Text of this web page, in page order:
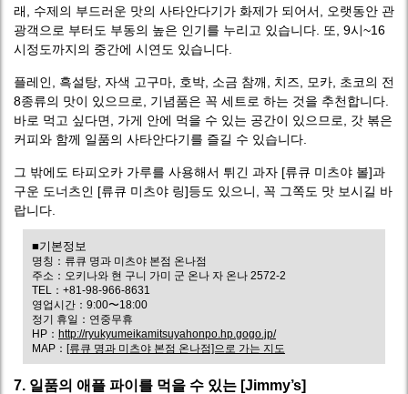
래, 수제의 부드러운 맛의 사타안다기가 화제가 되어서, 오랫동안 관
광객으로 부터도 부동의 높은 인기를 누리고 있습니다. 또, 9시~16
시정도까지의 중간에 시연도 있습니다.
플레인, 흑설탕, 자색 고구마, 호박, 소금 참깨, 치즈, 모카, 초코의 전
8종류의 맛이 있으므로, 기념품은 꼭 세트로 하는 것을 추천합니다.
바로 먹고 싶다면, 가게 안에 먹을 수 있는 공간이 있으므로, 갓 볶은
커피와 함께 일품의 사타안다기를 즐길 수 있습니다.
그 밖에도 타피오카 가루를 사용해서 튀긴 과자 [류큐 미츠야 볼]과
구운 도너츠인 [류큐 미츠야 링]등도 있으니, 꼭 그쪽도 맛 보시길 바
랍니다.
■기본정보
명칭：류큐 명과 미츠야 본점 온나점
주소：오키나와 현 구니 가미 군 온나 자 온나 2572-2
TEL：+81-98-966-8631
영업시간：9:00〜18:00
정기 휴일：연중무휴
HP： http://ryukyumeikamitsuyahonpo.hp.gogo.jp/
MAP： [류큐 명과 미츠야 본점 온나점]으로 가는 지도
7. 일품의 애플 파이를 먹을 수 있는 [Jimmy’s]